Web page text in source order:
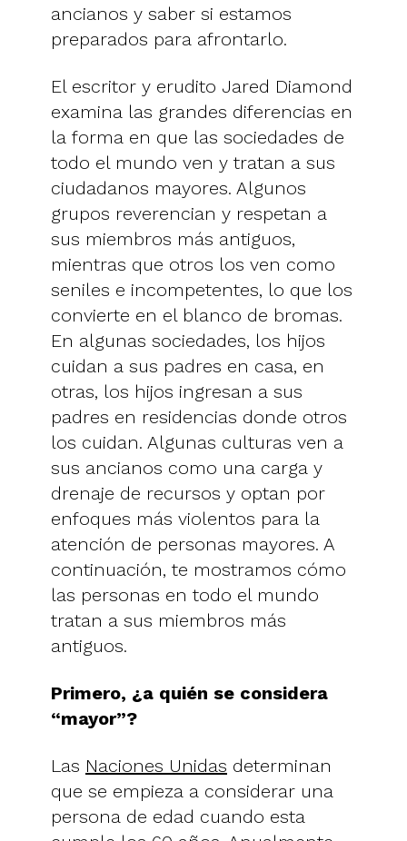
ancianos y saber si estamos
preparados para afrontarlo.
El escritor y erudito Jared Diamond
examina las grandes diferencias en
la forma en que las sociedades de
todo el mundo ven y tratan a sus
ciudadanos mayores. Algunos
grupos reverencian y respetan a
sus miembros más antiguos,
mientras que otros los ven como
seniles e incompetentes, lo que los
convierte en el blanco de bromas.
En algunas sociedades, los hijos
cuidan a sus padres en casa, en
otras, los hijos ingresan a sus
padres en residencias donde otros
los cuidan. Algunas culturas ven a
sus ancianos como una carga y
drenaje de recursos y optan por
enfoques más violentos para la
atención de personas mayores. A
continuación, te mostramos cómo
las personas en todo el mundo
tratan a sus miembros más
antiguos.
Primero, ¿a quién se considera
“mayor”?
Las Naciones Unidas determinan
que se empieza a considerar una
persona de edad cuando esta